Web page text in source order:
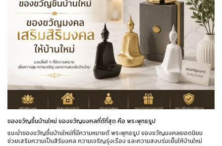
ของขวัญขึ้นบ้านใหม่ ของขวัญมงคลที่ดีที่สุด คือ พระพุทธรูป
แนะนำของขวัญขึ้นบ้านใหม่ที่มีความหมายดี พระพุทธรูป ของขวัญมงคลยอดนิยม
ช่วยเสริมความเป็นสิริมงคล ความเจริญรุ่งเรือง และความสงบร่มเย็นให้บ้านใหม่